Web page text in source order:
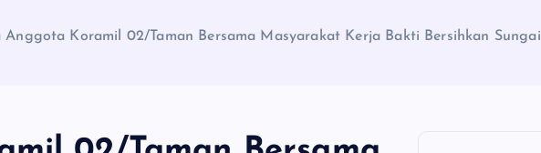
Koramil 02/Taman Bersama Masyarakat Kerja Bakti Bersihkan Sungai